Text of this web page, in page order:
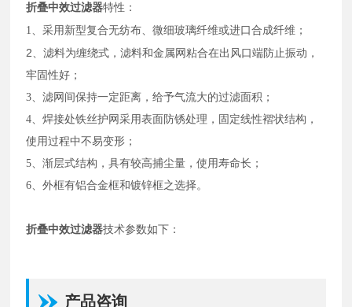
折叠中效过滤器特性：
1、采用新型复合无纺布 、微细玻璃纤维或进口合成纤维 ；
2、滤料为缠绕式，滤料和金属网粘合在出风口端防止振动，
牢固性好；
3、滤网间保持一定距离，给予气流大的过滤面积；
4、焊接处铁丝护网采用表面防锈处理，固定线性褶状结构，
使用过程中不易变形；
5、渐层式结构，具有较高捕尘量，使用寿命长；
6、外框有铝合金框和镀锌框之选择。
折叠中效过滤器技术参数如下：
产品咨询